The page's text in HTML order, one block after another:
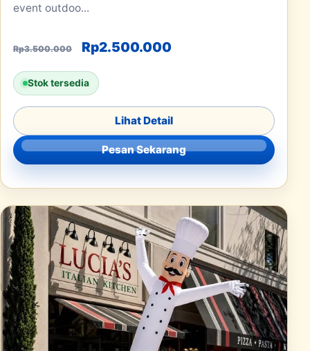
event outdoo...
Rp3.500.000 Harga aslinya adalah:
Rp2.500.000Harga saat ini
Stok tersedia
Lihat Detail
Pesan Sekarang